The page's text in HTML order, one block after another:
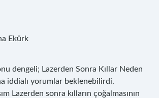
Ekürk
dengeli; Lazerden Sonra Kıllar Neden
iddialı yorumlar beklenebilirdi.
Lazerden sonra kılların çoğalmasının